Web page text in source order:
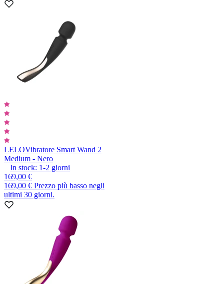
LELOVibratore Smart Wand 2
Medium - Nero
In stock: 1-2 giorni
169,00 €
169,00 € Prezzo più basso negli
ultimi 30 giorni.